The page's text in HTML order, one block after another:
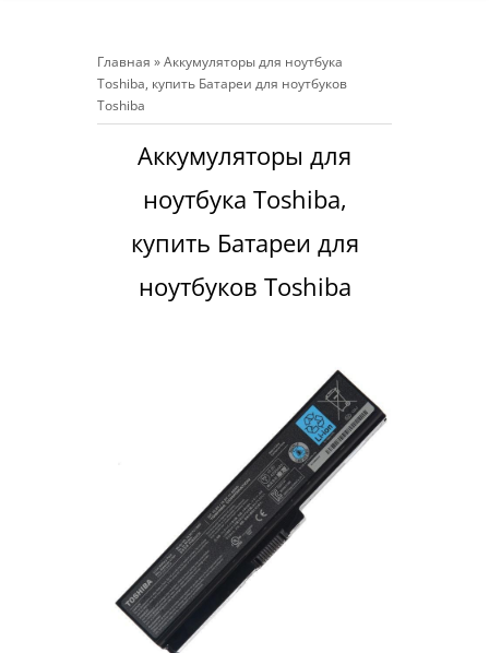
Главная »Аккумуляторы для ноутбука
Toshiba, купить Батареи для ноутбуков
Toshiba
Аккумуляторы для
ноутбука Toshiba,
купить Батареи для
ноутбуков Toshiba